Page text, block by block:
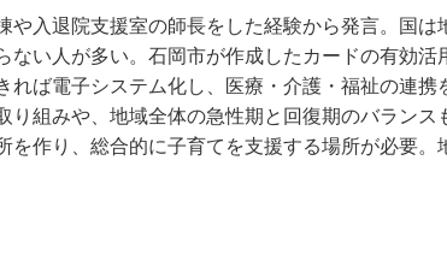
や入退院支援室の師長をした経験から発言。国
ない人が多い。石岡市が作成したカードの有効
れば電子システム化し、医療・介護・福祉の連
り組みや、地域全体の急性期と回復期のバラン
を作り、総合的に子育てを支援する場所が必要